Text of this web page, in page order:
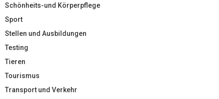
Schönheits-und Körperpflege
Sport
Stellen und Ausbildungen
Testing
Tieren
Tourismus
Transport und Verkehr